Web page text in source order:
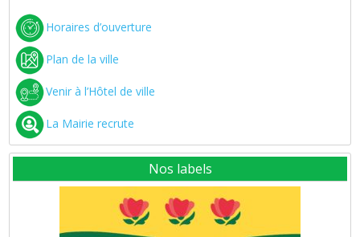
Horaires d’ouverture
Plan de la ville
Venir à l’Hôtel de ville
La Mairie recrute
Nos labels